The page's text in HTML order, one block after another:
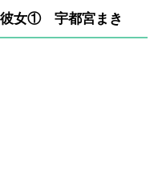
彼女① 宇都宮まき